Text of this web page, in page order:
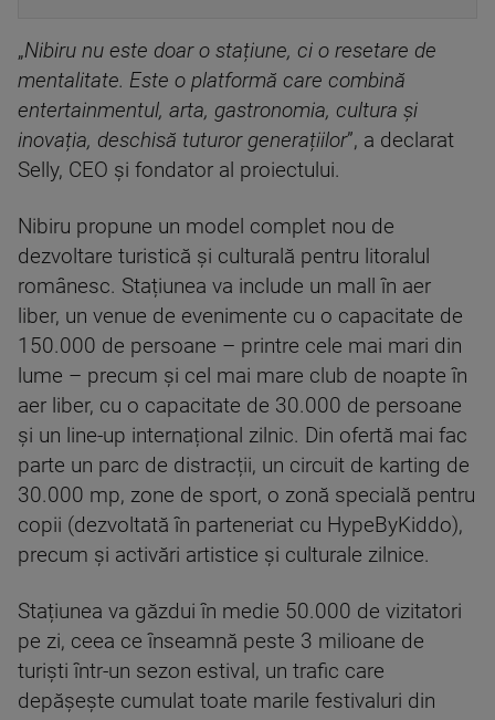
„Nibiru nu este doar o stațiune, ci o resetare de
mentalitate. Este o platformă care combină
entertainmentul, arta, gastronomia, cultura și
inovația, deschisă tuturor generațiilor”, a declarat
Selly, CEO și fondator al proiectului.
Nibiru propune un model complet nou de
dezvoltare turistică și culturală pentru litoralul
românesc. Stațiunea va include un mall în aer
liber, un venue de evenimente cu o capacitate de
150.000 de persoane – printre cele mai mari din
lume – precum și cel mai mare club de noapte în
aer liber, cu o capacitate de 30.000 de persoane
și un line-up internațional zilnic. Din ofertă mai fac
parte un parc de distracții, un circuit de karting de
30.000 mp, zone de sport, o zonă specială pentru
copii (dezvoltată în parteneriat cu HypeByKiddo),
precum și activări artistice și culturale zilnice.
Stațiunea va găzdui în medie 50.000 de vizitatori
pe zi, ceea ce înseamnă peste 3 milioane de
turiști într-un sezon estival, un trafic care
depășește cumulat toate marile festivaluri din